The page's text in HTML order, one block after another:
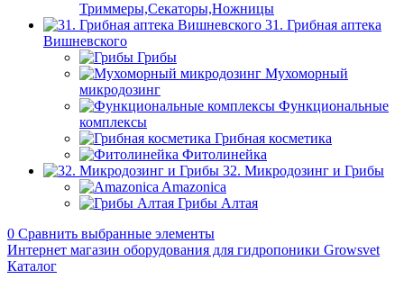
Триммеры,Секаторы,Ножницы
31. Грибная аптека
Вишневского
Грибы
Мухоморный
микродозинг
Функциональные
комплексы
Грибная косметика
Фитолинейка
32. Микродозинг и Грибы
Amazonica
Грибы Алтая
0 Сравнить выбранные элементы
Интернет магазин оборудования для гидропоники Growsvet
Каталог